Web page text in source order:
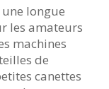
longue
les amateurs
machines
de
canettes